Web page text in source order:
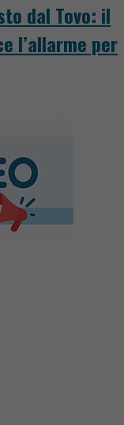
dal Tovo: il
l’allarme per